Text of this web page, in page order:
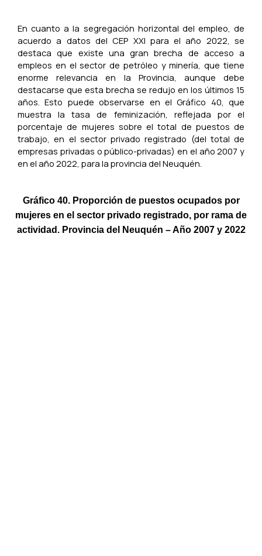
En cuanto a la segregación horizontal del empleo, de
acuerdo a datos del CEP XXI para el año 2022, se
destaca que existe una gran brecha de acceso a
empleos en el sector de petróleo y minería, que tiene
enorme relevancia en la Provincia, aunque debe
destacarse que esta brecha se redujo en los últimos 15
años. Esto puede observarse en el Gráfico 40, que
muestra la tasa de feminización, reflejada por el
porcentaje de mujeres sobre el total de puestos de
trabajo, en el sector privado registrado (del total de
empresas privadas o público-privadas) en el año 2007 y
en el año 2022, para la provincia del Neuquén.
Gráfico 40. Proporción de puestos ocupados por
mujeres en el sector privado registrado, por rama de
actividad. Provincia del Neuquén – Año 2007 y 2022